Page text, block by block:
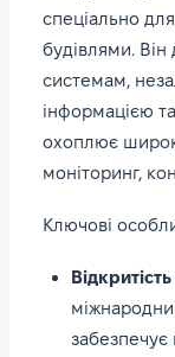
спеціально
будівлями.
системам,
інформацією
охоплює
моніторинг,
Ключові
забезпечує